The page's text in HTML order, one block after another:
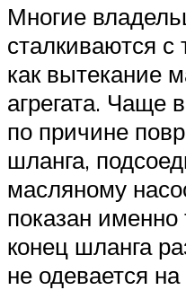
Многие
сталкиваются с
как вытекание
агрегата. Чаще
по причине
шланга,
масляному
показан именно
конец шланга
не одевается